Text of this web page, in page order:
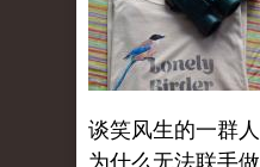
谈笑风生的一群人